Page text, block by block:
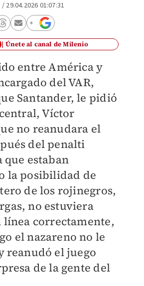
/ 29.04.2026 01:07:31
Únete al canal de Milenio
entre América y
del VAR,
Santander, le pidió
Víctor
no reanudara el
del penalti
estaban
la posibilidad de
de los rojinegros,
no estuviera
línea correctamente,
el nazareno no le
reanudó el juego
de la gente del